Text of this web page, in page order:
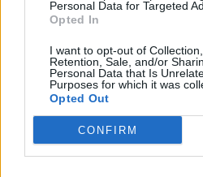
Personal Data for Targeted
Opted In
I want to opt-out of Collection,
Retention, Sale, and/or
Personal Data that Is
Purposes for which it was
Opted Out
CONFIRM
Tra stelle, trekking
enogastronomia e
Lorenzo. Dove
cadenti in